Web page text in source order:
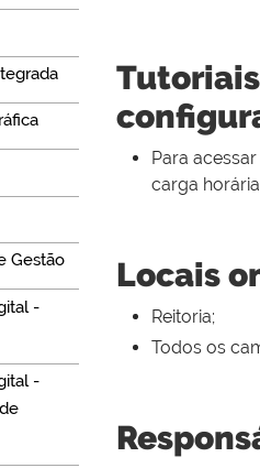
Gestão
-
-
Para
carga
Locais
Reitoria;
Todos os